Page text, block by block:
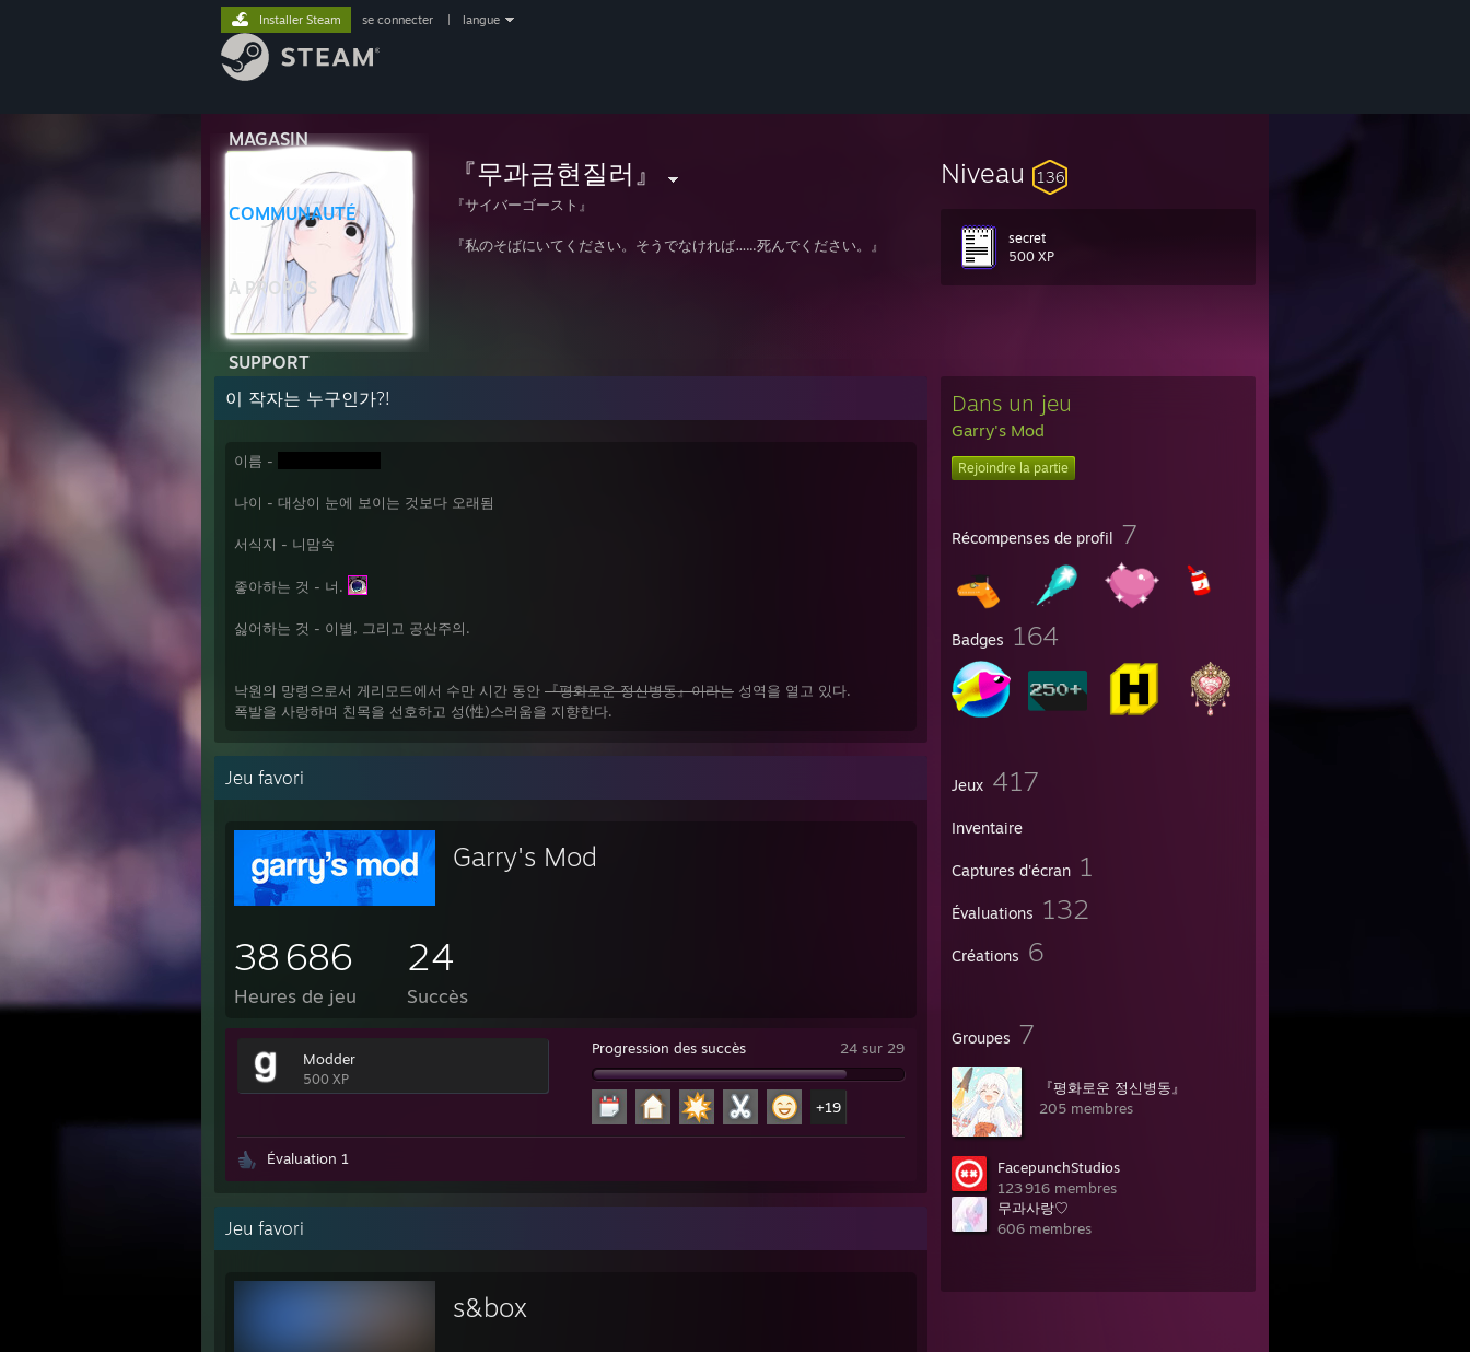
MAGASIN
COMMUNAUTÉ
À PROPOS
SUPPORT
Installer Steam se connecter langue
『무과금현질러』
『サイバーゴースト』
『私のそばにいてください。そうでなければ…...死んでください。』
Niveau 136
secret
500 XP
Dans un jeu
Garry's Mod
Rejoindre la partie
Récompenses de profil 7
Badges 164
Jeux 417
Inventaire
Captures d'écran 1
Évaluations 132
Créations 6
Groupes 7
『평화로운 정신병동』
205 membres
FacepunchStudios
123 916 membres
무과사랑♡
606 membres
이 작자는 누구인가?!
이름 -
나이 - 대상이 눈에 보이는 것보다 오래됨
서식지 - 니맘속
좋아하는 것 - 너.
싫어하는 것 - 이별, 그리고 공산주의.
낙원의 망령으로서 게리모드에서 수만 시간 동안 『평화로운 정신병동』이라는 성역을 열고 있다.
폭발을 사랑하며 친목을 선호하고 성(性)스러움을 지향한다.
Jeu favori
Garry's Mod
38 686
Heures de jeu
24
Succès
Modder
500 XP
Progression des succès 24 sur 29
+19
Évaluation 1
Jeu favori
s&box